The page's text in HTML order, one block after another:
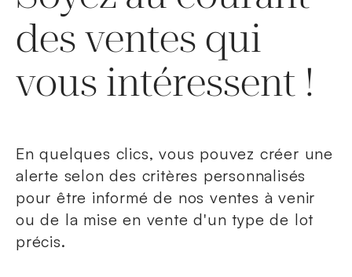
des ventes qui
vous intéressent !
En quelques clics, vous pouvez créer une
alerte selon des critères personnalisés
pour être informé de nos ventes à venir
ou de la mise en vente d'un type de lot
précis.